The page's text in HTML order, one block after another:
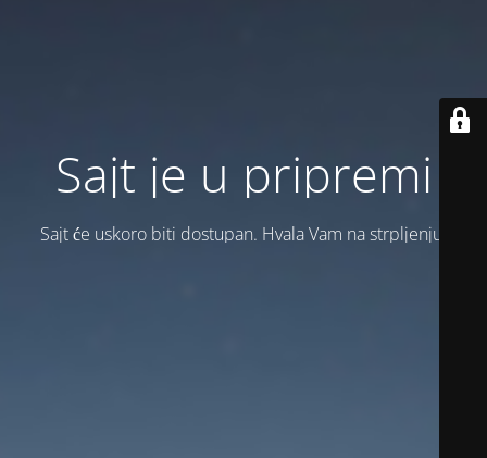
Sajt je u pripremi
Sajt će uskoro biti dostupan. Hvala Vam na strpljenju!